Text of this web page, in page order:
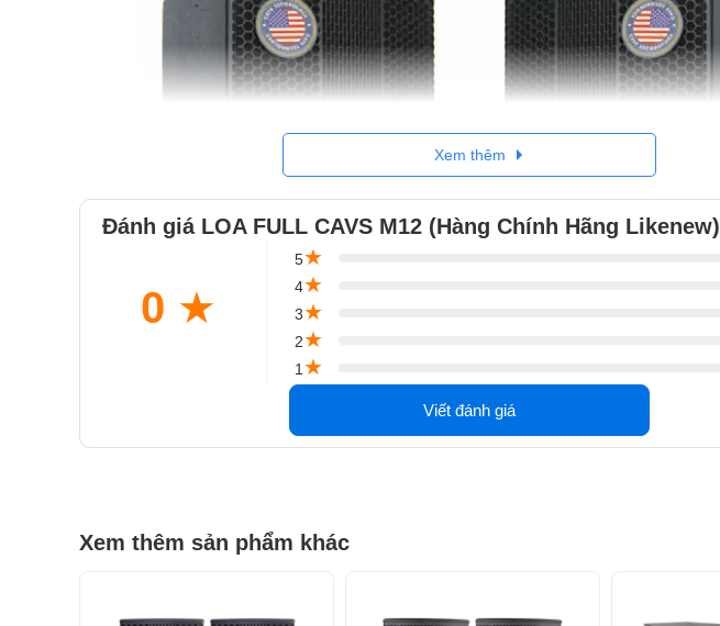
Đặc điểm nổi bật của Loa Karaoke CAVS M12
Loa Karaoke CAVS M12
Công suất 500W/1500W phủ âm dày và đều khắp phòng.
Xem thêm
Đánh giá LOA FULL CAVS M12 (Hàng Chính Hãng Likenew)
0 ★
5★
4★
3★
2★
1★
Viết đánh giá
Xem thêm sản phẩm khác